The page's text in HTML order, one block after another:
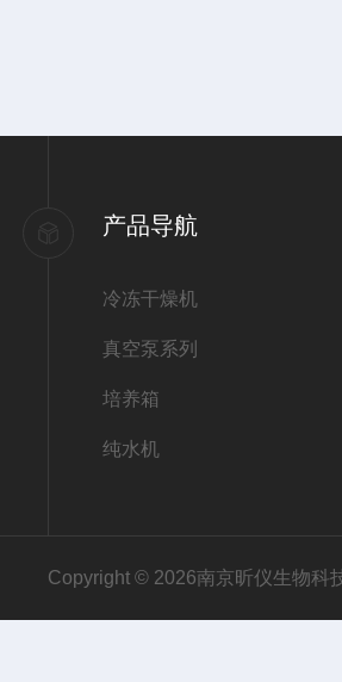
产品导航
冷冻干燥机
真空泵系列
培养箱
纯水机
Copyright © 2026南京昕仪生物